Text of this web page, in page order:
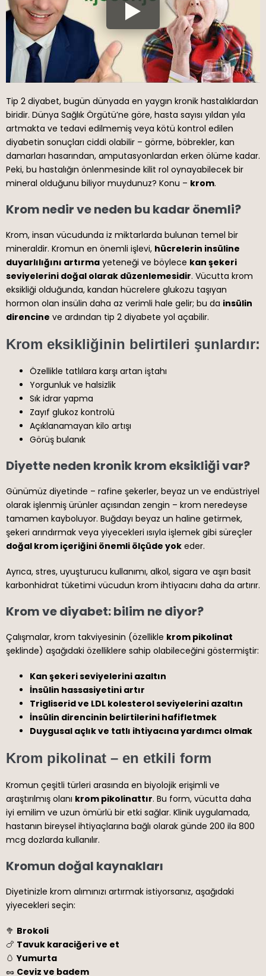
Tip 2 diyabet, bugün dünyada en yaygın kronik hastalıklardan
biridir. Dünya Sağlık Örgütü’ne göre, hasta sayısı yıldan yıla
artmakta ve tedavi edilmemiş veya kötü kontrol edilen
diyabetin sonuçları ciddi olabilir – görme, böbrekler, kan
damarları hasarından, amputasyonlardan erken ölüme kadar.
Peki, bu hastalığın önlenmesinde kilit rol oynayabilecek bir
mineral olduğunu biliyor muydunuz? Konu – krom.
Krom nedir ve neden bu kadar önemli?
Krom, insan vücudunda iz miktarlarda bulunan temel bir
mineraldir. Kromun en önemli işlevi, hücrelerin insüline
duyarlılığını artırma yeteneği ve böylece kan şekeri
seviyelerini doğal olarak düzenlemesidir. Vücutta krom
eksikliği olduğunda, kandan hücrelere glukozu taşıyan
hormon olan insülin daha az verimli hale gelir; bu da insülin
direncine ve ardından tip 2 diyabete yol açabilir.
Krom eksikliğinin belirtileri şunlardır:
Özellikle tatlılara karşı artan iştahı
Yorgunluk ve halsizlik
Sık idrar yapma
Zayıf glukoz kontrolü
Açıklanamayan kilo artışı
Görüş bulanık
Diyette neden kronik krom eksikliği var?
Günümüz diyetinde – rafine şekerler, beyaz un ve endüstriyel
olarak işlenmiş ürünler açısından zengin – krom neredeyse
tamamen kayboluyor. Buğdayı beyaz un haline getirmek,
şekeri arındırmak veya yiyecekleri ısıyla işlemek gibi süreçler
doğal krom içeriğini önemli ölçüde yok eder.
Ayrıca, stres, uyuşturucu kullanımı, alkol, sigara ve aşırı basit
karbonhidrat tüketimi vücudun krom ihtiyacını daha da artırır.
Krom ve diyabet: bilim ne diyor?
Çalışmalar, krom takviyesinin (özellikle krom pikolinat
şeklinde) aşağıdaki özelliklere sahip olabileceğini göstermiştir:
Kan şekeri seviyelerini azaltın
İnsülin hassasiyetini artır
Trigliserid ve LDL kolesterol seviyelerini azaltın
İnsülin direncinin belirtilerini hafifletmek
Duygusal açlık ve tatlı ihtiyacına yardımcı olmak
Krom pikolinat – en etkili form
Kromun çeşitli türleri arasında en biyolojik erişimli ve
araştırılmış olanı krom pikolinattır. Bu form, vücutta daha
iyi emilim ve uzun ömürlü bir etki sağlar. Klinik uygulamada,
hastanın bireysel ihtiyaçlarına bağlı olarak günde 200 ila 800
mcg dozlarda kullanılır.
Kromun doğal kaynakları
Diyetinizle krom alımınızı artırmak istiyorsanız, aşağıdaki
yiyecekleri seçin:
🥦 Brokoli
🍗 Tavuk karaciğeri ve et
🥚Yumurta
🥜 Ceviz ve badem